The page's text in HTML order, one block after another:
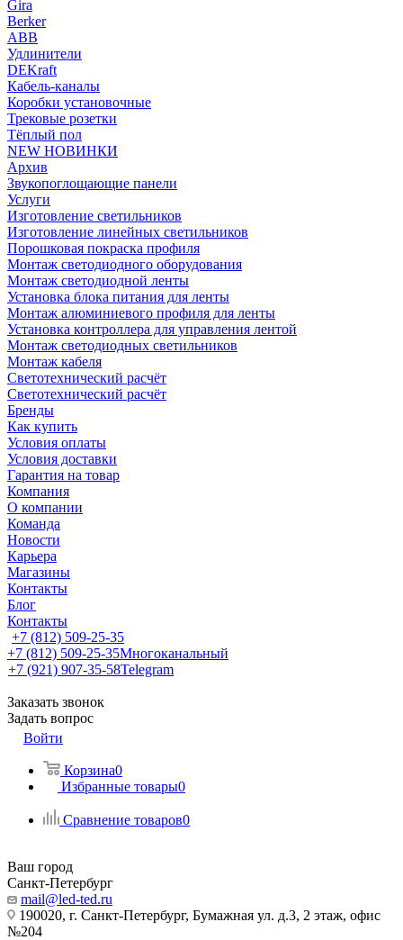
Gira
Berker
ABB
Удлинители
DEKraft
Кабель-каналы
Коробки установочные
Трековые розетки
Тёплый пол
NEW НОВИНКИ
Архив
Звукопоглощающие панели
Услуги
Изготовление светильников
Изготовление линейных светильников
Порошковая покраска профиля
Монтаж светодиодного оборудования
Монтаж светодиодной ленты
Установка блока питания для ленты
Монтаж алюминиевого профиля для ленты
Установка контроллера для управления лентой
Монтаж светодиодных светильников
Монтаж кабеля
Светотехнический расчёт
Светотехнический расчёт
Бренды
Как купить
Условия оплаты
Условия доставки
Гарантия на товар
Компания
О компании
Команда
Новости
Карьера
Магазины
Контакты
Блог
Контакты
+7 (812) 509-25-35
+7 (812) 509-25-35Многоканальный
+7 (921) 907-35-58Telegram
Заказать звонок
Задать вопрос
Войти
Корзина0
Избранные товары0
Сравнение товаров0
Ваш город
Санкт-Петербург
mail@led-ted.ru
190020, г. Санкт-Петербург, Бумажная ул. д.3, 2 этаж, офис
№204